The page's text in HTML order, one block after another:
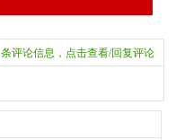
条评论信息，点击查看/回复评论